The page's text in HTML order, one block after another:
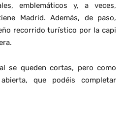
emblemáticos y, a veces,
Madrid. Además, de paso,
recorrido turístico por la capi
se queden cortas, pero como
que podéis completar